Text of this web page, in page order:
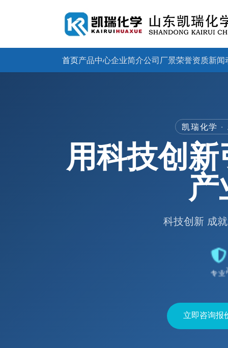
首页产品中心企业简介公司厂景荣誉资质新闻
凯瑞化学 ·
用科技创
科技创新 成
专业
立即咨询报